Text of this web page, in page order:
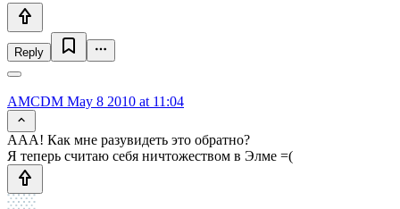
Reply
AMCDM May 8 2010 at 11:04
ААА! Как мне разувидеть это обратно?
Я теперь считаю себя ничтожеством в Элме =(